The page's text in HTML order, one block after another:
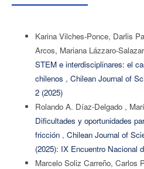
Karina Vilches-Ponce, Darlis
Arcos, Mariana Lázzaro-
STEM e interdisciplinares: el
chilenos , Chilean Journal of
2 (2025)
Rolando A. Díaz-Delgado ,
Dificultades y oportunidades
fricción , Chilean Journal of
(2025): IX Encuentro Nacional
Marcelo Soliz Carreño, Carlos